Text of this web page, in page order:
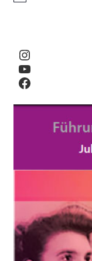
Instagram
YouTube
Facebook